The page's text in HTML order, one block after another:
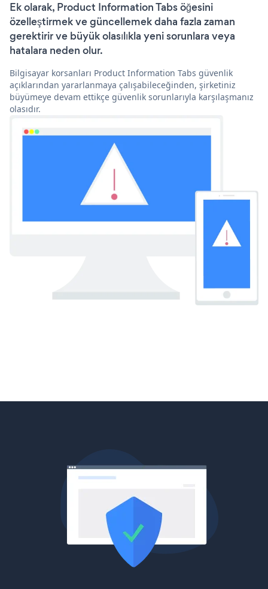
Ek olarak, Product Information Tabs öğesini
özelleştirmek ve güncellemek daha fazla zaman
gerektirir ve büyük olasılıkla yeni sorunlara veya
hatalara neden olur.
Bilgisayar korsanları Product Information Tabs güvenlik
açıklarından yararlanmaya çalışabileceğinden, şirketiniz
büyümeye devam ettikçe güvenlik sorunlarıyla karşılaşmanız
olasıdır.